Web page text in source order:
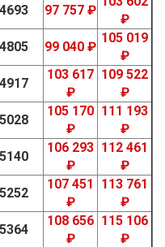
4693 97 757 ₽
₽
4805 99 040 ₽
105 019
₽
4917
103 617
₽
109 522
₽
5028
105 170
₽
111 193
₽
5140
106 293
₽
112 461
₽
5252
107 451
₽
113 761
₽
5364
108 656
₽
115 106
₽